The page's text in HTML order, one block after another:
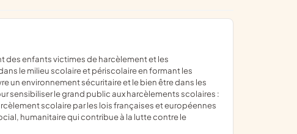
le milieu scolaire et périscolaire en formant les
un environnement sécuritaire et le bien être dans les
sensibiliser le grand public aux harcèlements scolaires :
scolaire par les lois françaises et européennes
humanitaire qui contribue à la lutte contre le